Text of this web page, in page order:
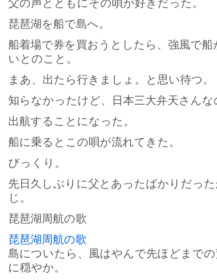
琵琶湖を船で島へ。
船着場で券を買おうとしたら、強風で
いとのこと。
まあ、出たら行きましょ。と思い待つ。
知らなかったけど、日本三大弁天さん
出航することになった。
船に乗るとこの唄が流れてきた。
びっくり。
先日久しぶりに父とあったばかりだっ
じ。
琵琶湖周航の歌
琵琶湖周航の歌
島についたら、風はやんで先ほどまで
に穏やか。